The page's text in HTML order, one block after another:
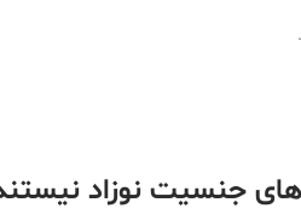
جنسیت نوزاد